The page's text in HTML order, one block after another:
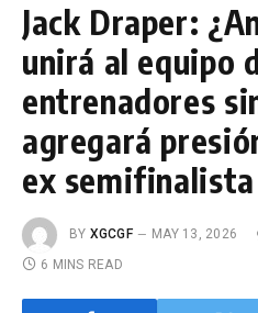
Jack Draper:
unirá al equipo
entrenadores
agregará
ex semifinalista
BY XGCGF MAY 13, 2026
6 MINS READ